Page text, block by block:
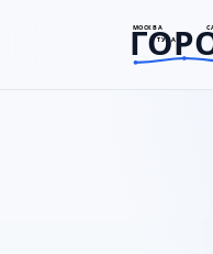
МОСКВА
ТУЛА
goroda-